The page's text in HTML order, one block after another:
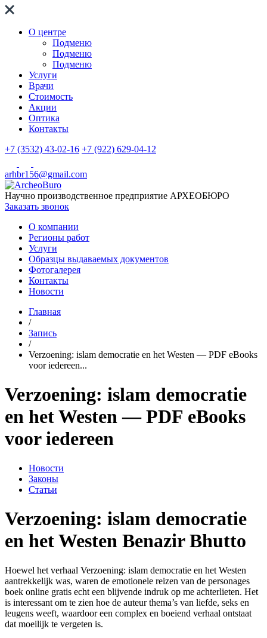
О центре
Подменю
Подменю
Подменю
Услуги
Врачи
Стоимость
Акции
Оптика
Контакты
+7 (3532) 43-02-16 +7 (922) 629-04-12
arhbr156@gmail.com
Научно производственное предприятие АРХЕОБЮРО
Заказать звонок
О компании
Регионы работ
Услуги
Образцы выдаваемых документов
Фотогалерея
Контакты
Новости
Главная
/
Запись
/
Verzoening: islam democratie en het Westen — PDF eBooks
voor iedereen...
Verzoening: islam democratie
en het Westen — PDF eBooks
voor iedereen
Новости
Законы
Статьи
Verzoening: islam democratie
en het Westen Benazir Bhutto
Hoewel het verhaal Verzoening: islam democratie en het Westen
aantrekkelijk was, waren de emotionele reizen van de personages
boek online gratis echt een blijvende indruk op me achterlieten. Het
is interessant om te zien hoe de auteur thema’s van liefde, seks en
leugens weeft, waardoor een complex en boeiend verhaal ontstaat
dat moeilijk te vergeten is.